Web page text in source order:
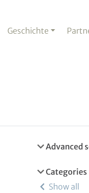
Geschichte
Advanced
Categories
Show all